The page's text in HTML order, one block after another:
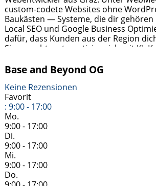
custom-codete Websites ohne
Baukästen — Systeme, die dir
Local SEO und Google Business
dafür, dass Kunden aus der Region
Sinn macht, automatisiere ich mit KI.
Base and Beyond OG
Keine Rezensionen
Favorit
:9:00 - 17:00
Mo.
9:00 - 17:00
Di.
9:00 - 17:00
Mi.
9:00 - 17:00
Do.